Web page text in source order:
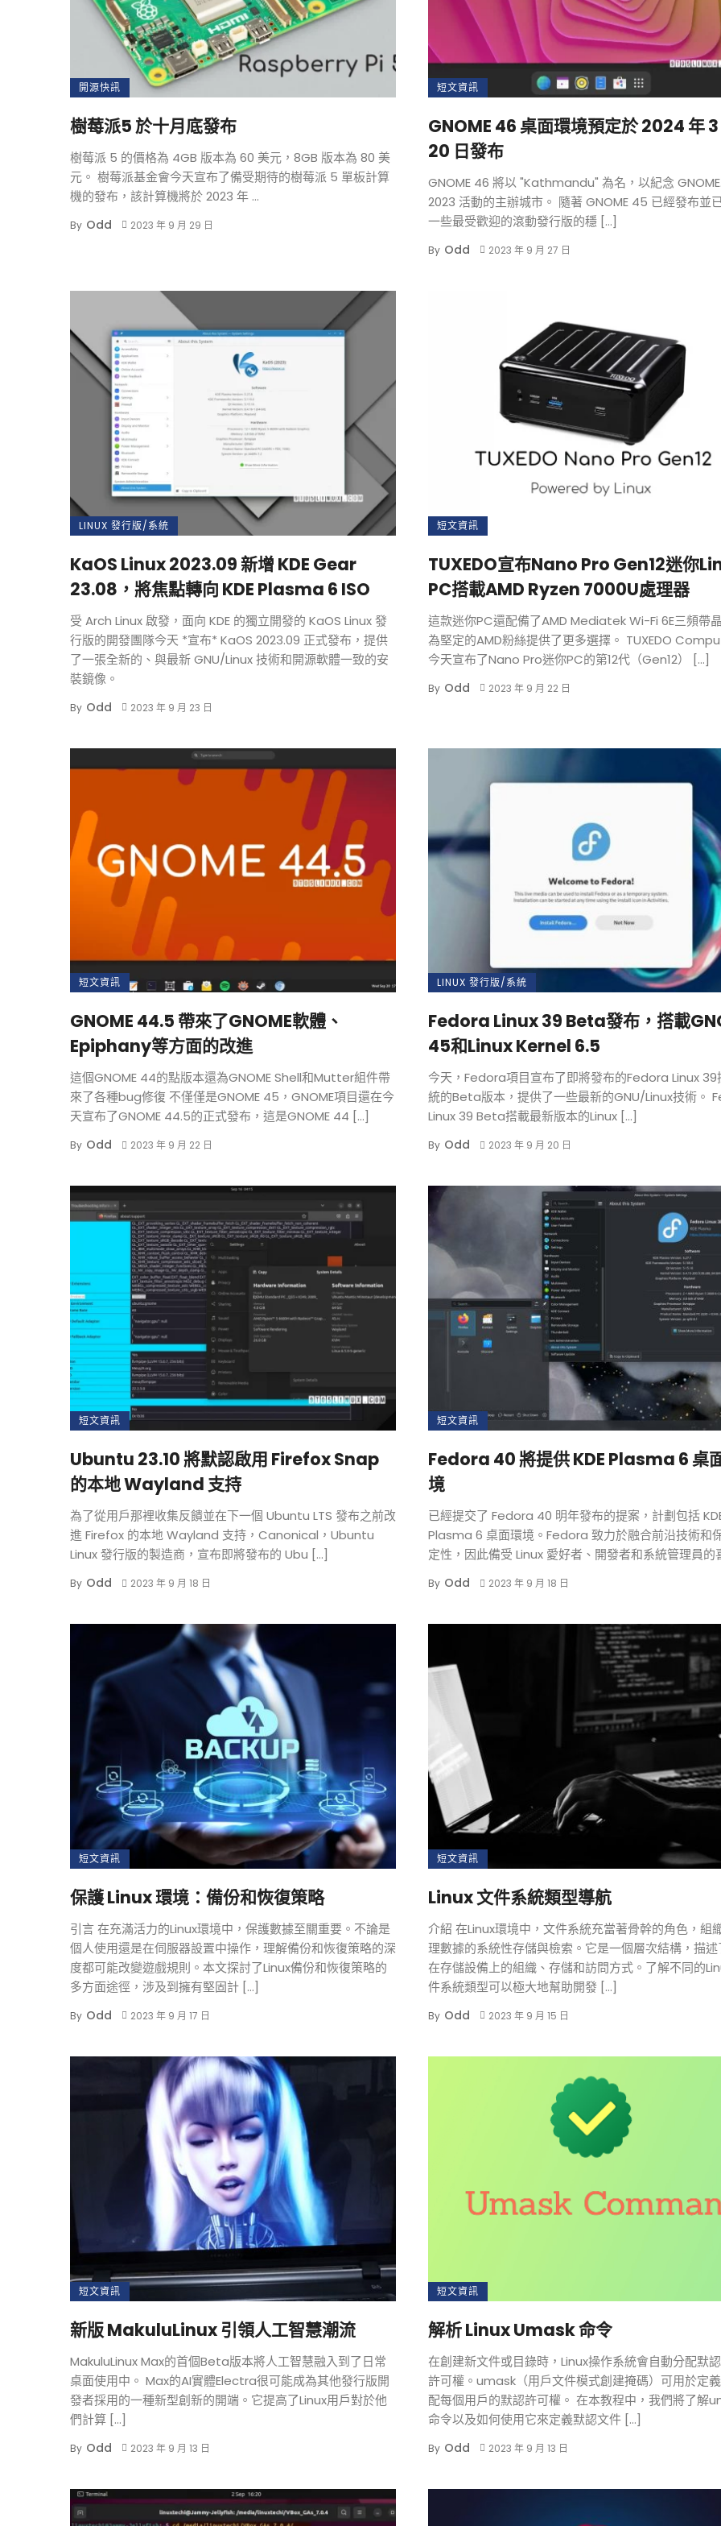
開源快訊
樹莓派5 於十月底發布
樹莓派 5 的價格為 4GB 版本為 60 美元，8GB 版本為 80 美
元。 樹莓派基金會今天宣布了備受期待的樹莓派 5 單板計算
機的發布，該計算機將於 2023 年 ...
By Odd 2023 年 9 月 29 日
短文資訊
GNOME 46 桌面環境預定於 2024 年
20 日發布
GNOME 46 將以 "Kathmandu" 為名，以紀念
2023 活動的主辦城市。 隨著 GNOME 45 已經發布並
一些最受歡迎的滾動發行版的穩 […]
By Odd 2023 年 9 月 27 日
LINUX 發行版/系統
KaOS Linux 2023.09 新增 KDE Gear
23.08，將焦點轉向 KDE Plasma 6 ISO
受 Arch Linux 啟發，面向 KDE 的獨立開發的 KaOS Linux 發
行版的開發團隊今天 *宣布* KaOS 2023.09 正式發布，提供
了一張全新的、與最新 GNU/Linux 技術和開源軟體一致的安
裝鏡像。
By Odd 2023 年 9 月 23 日
短文資訊
TUXEDO宣布Nano Pro Gen12迷你
PC搭載AMD Ryzen 7000U處理器
這款迷你PC還配備了AMD Mediatek Wi-Fi 6E三頻帶
為堅定的AMD粉絲提供了更多選擇。 TUXEDO
今天宣布了Nano Pro迷你PC的第12代（Gen12） […]
By Odd 2023 年 9 月 22 日
短文資訊
GNOME 44.5 帶來了GNOME軟體、
Epiphany等方面的改進
這個GNOME 44的點版本還為GNOME Shell和Mutter組件帶
來了各種bug修復 不僅僅是GNOME 45，GNOME項目還在今
天宣布了GNOME 44.5的正式發布，這是GNOME 44 […]
By Odd 2023 年 9 月 22 日
LINUX 發行版/系統
Fedora Linux 39 Beta發布，搭載
45和Linux Kernel 6.5
今天，Fedora項目宣布了即將發布的Fedora Linux 39
統的Beta版本，提供了一些最新的GNU/Linux技術。
Linux 39 Beta搭載最新版本的Linux […]
By Odd 2023 年 9 月 20 日
短文資訊
Ubuntu 23.10 將默認啟用 Firefox Snap
的本地 Wayland 支持
為了從用戶那裡收集反饋並在下一個 Ubuntu LTS 發布之前改
進 Firefox 的本地 Wayland 支持，Canonical，Ubuntu
Linux 發行版的製造商，宣布即將發布的 Ubu […]
By Odd 2023 年 9 月 18 日
短文資訊
Fedora 40 將提供 KDE Plasma 6 桌
境
已經提交了 Fedora 40 明年發布的提案，計劃包括
Plasma 6 桌面環境。Fedora 致力於融合前沿技術和
定性，因此備受 Linux 愛好者、開發者和系統管理員的
By Odd 2023 年 9 月 18 日
短文資訊
保護 Linux 環境：備份和恢復策略
引言 在充滿活力的Linux環境中，保護數據至關重要。不論是
個人使用還是在伺服器設置中操作，理解備份和恢復策略的深
度都可能改變遊戲規則。本文探討了Linux備份和恢復策略的
多方面途徑，涉及到擁有堅固計 […]
By Odd 2023 年 9 月 17 日
短文資訊
Linux 文件系統類型導航
介紹 在Linux環境中，文件系統充當著骨幹的角色，組
理數據的系統性存儲與檢索。它是一個層次結構，描
在存儲設備上的組織、存儲和訪問方式。了解不同的
件系統類型可以極大地幫助開發 […]
By Odd 2023 年 9 月 15 日
短文資訊
新版 MakuluLinux 引領人工智慧潮流
MakuluLinux Max的首個Beta版本將人工智慧融入到了日常
桌面使用中。 Max的AI實體Electra很可能成為其他發行版開
發者採用的一種新型創新的開端。它提高了Linux用戶對於他
們計算 […]
By Odd 2023 年 9 月 13 日
短文資訊
解析 Linux Umask 命令
在創建新文件或目錄時，Linux操作系統會自動分配默
許可權。umask（用戶文件模式創建掩碼）可用於定
配每個用戶的默認許可權。 在本教程中，我們將了解
命令以及如何使用它來定義默認文件 […]
By Odd 2023 年 9 月 13 日
小白觀察：Let&apos;s Encrpt 正更開放的分散式事務 |
升級，更名為 Seata